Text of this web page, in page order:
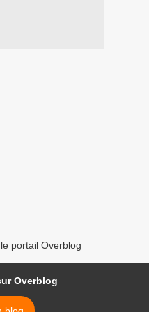
portail Overblog
Overblog